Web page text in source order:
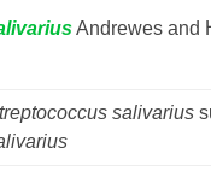
Andrewes and
salivarius